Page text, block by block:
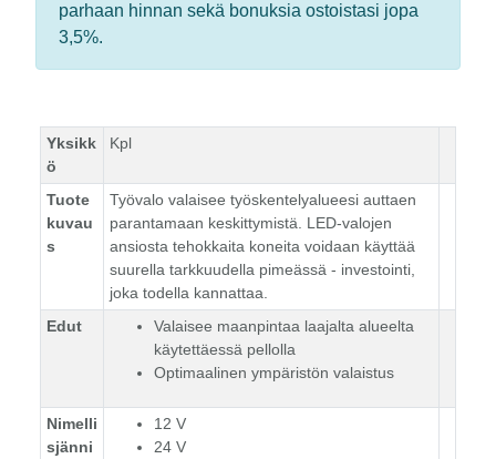
parhaan hinnan sekä bonuksia ostoistasi jopa
3,5%.
Yksikk
ö
Kpl
Tuote
kuvau
s
Työvalo valaisee työskentelyalueesi auttaen
parantamaan keskittymistä. LED-valojen
ansiosta tehokkaita koneita voidaan käyttää
suurella tarkkuudella pimeässä - investointi,
joka todella kannattaa.
Edut
Valaisee maanpintaa laajalta alueelta
käytettäessä pellolla
Optimaalinen ympäristön valaistus
Nimelli
sjänni
12 V
24 V